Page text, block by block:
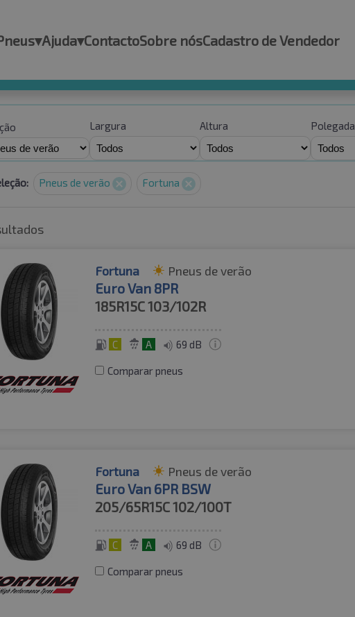
▾Ajuda▾ContactoSobre nósCadastro de Vendedor
Largura Altura Polegada
Pneus de verão Fortuna
Fortuna Pneus de verão
Euro Van 8PR
185R15C103/102R
C A 69 dB
Comparar pneus
Fortuna Pneus de verão
Euro Van 6PR BSW
205/65R15C102/100T
C A 69 dB
Comparar pneus